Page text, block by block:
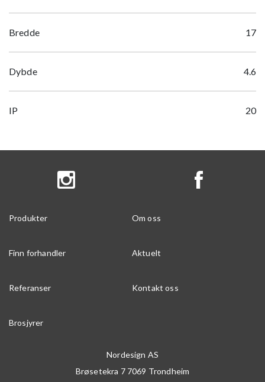
Bredde 17
Dybde 4.6
IP 20
Produkter Om oss
Finn forhandler Aktuelt
Referanser Kontakt oss
Brosjyrer
Nordesign AS
Brøsetekra 7 7069 Trondheim